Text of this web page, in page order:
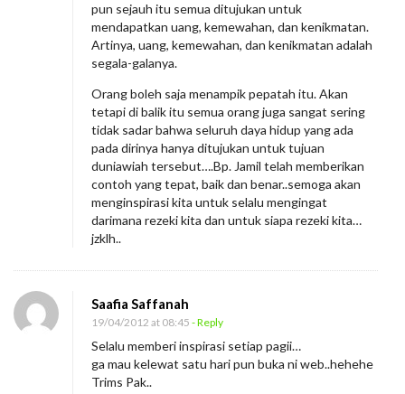
u
k
s
s
M
u
l
i
a
pun sejauh itu semua ditujukan untuk
mendapatkan uang, kemewahan, dan kenikmatan.
Artinya, uang, kemewahan, dan kenikmatan adalah
segala-galanya.
Orang boleh saja menampik pepatah itu. Akan
tetapi di balik itu semua orang juga sangat sering
tidak sadar bahwa seluruh daya hidup yang ada
pada dirinya hanya ditujukan untuk tujuan
duniawiah tersebut….Bp. Jamil telah memberikan
contoh yang tepat, baik dan benar..semoga akan
menginspirasi kita untuk selalu mengingat
darimana rezeki kita dan untuk siapa rezeki kita…
jzklh..
Saafia Saffanah
19/04/2012 at 08:45 - Reply
Selalu memberi inspirasi setiap pagii…
ga mau kelewat satu hari pun buka ni web..hehehe
Trims Pak..